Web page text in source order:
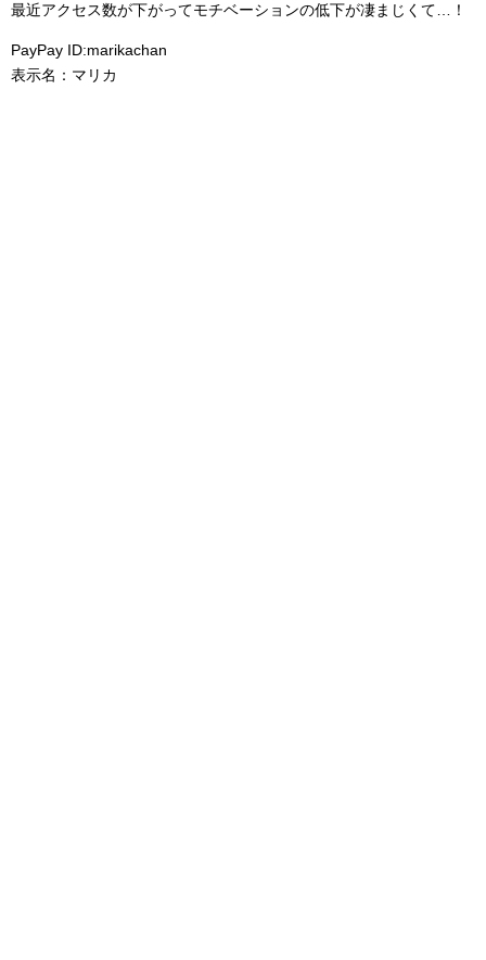
最近アクセス数が下がってモチベーションの低下が凄まじくて…！
PayPay ID:marikachan
表示名：マリカ